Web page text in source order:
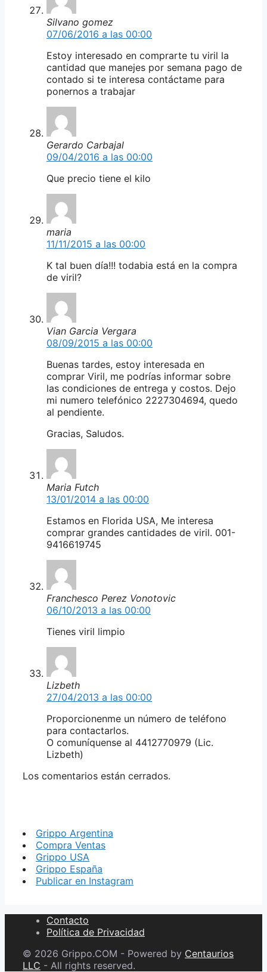
Silvano gomez
07/06/2016 a las 00:00
Estoy interesado en comprarte tu viril la
cantidad que manejes por semana pago de
contado si te interesa contáctame para
ponernos a trabajar
Gerardo Carbajal
09/04/2016 a las 00:00
Que precio tiene el kilo
maria
11/11/2015 a las 00:00
K tal buen día!!! todabia está en la compra
de viril?
Vian Garcia Vergara
08/09/2015 a las 00:00
Buenas tardes, estoy interesada en
comprar Viril, me podrías informar sobre
las condiciones de entrega y costos. Dejo
mi numero telefónico 2227304694, quedo
al pendiente.
Gracias, Saludos.
Maria Futch
13/01/2014 a las 00:00
Estamos en Florida USA, Me interesa
comprar grandes cantidades de viril. 001-
9416619745
Franchesco Perez Vonotovic
06/10/2013 a las 00:00
Tienes viril limpio
Lizbeth
27/04/2013 a las 00:00
Proporcionenme un número de teléfono
para contactarlos.
O comuníquense al 4412770979 (Lic.
Lizbeth)
Los comentarios están cerrados.
Grippo Argentina
Compra Ventas
Grippo USA
Grippo España
Publicar en Instagram
Contacto
Política de Privacidad
© 2026 Grippo.COM - Powered by Centaurios
LLC - All rights reserved.